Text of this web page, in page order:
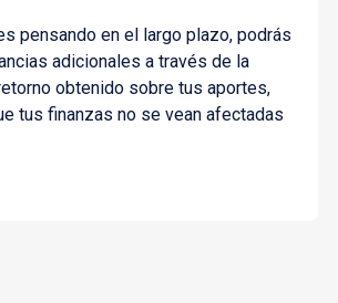
pensando en el largo plazo, podrás
adicionales a través de la
obtenido sobre tus aportes,
tus finanzas no se vean afectadas